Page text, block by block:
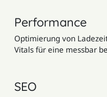
Performance
Optimierung von
Vitals für eine messbar
SEO